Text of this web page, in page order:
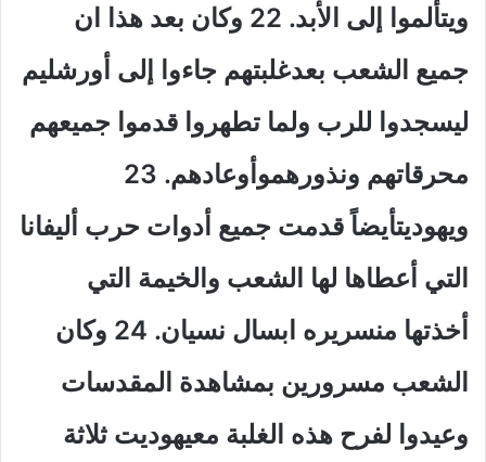
ويتألموا إلى الأبد.
22 وكان بعد هذا ان
جميع الشعب بعدغلبتهم جاءوا إلى أورشليم
ليسجدوا للرب ولما تطهروا قدموا جميعهم
محرقاتهم ونذورهموأوعادهم.
23
ويهوديتأيضاً قدمت جميع أدوات حرب أليفانا
التي أعطاها لها الشعب والخيمة التي
أخذتها منسريره ابسال نسيان.
24 وكان
الشعب مسرورين بمشاهدة المقدسات
وعيدوا لفرح هذه الغلبة معيهوديت ثلاثة